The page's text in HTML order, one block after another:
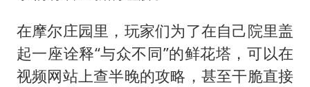
在摩尔庄园里，玩家们为了在自己院里盖
起一座诠释“与众不同”的鲜花塔，可以在
视频网站上查半晚的攻略，甚至干脆直接